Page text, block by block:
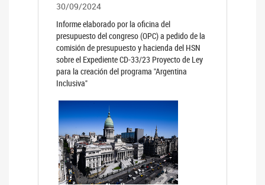
30/09/2024
Informe elaborado por la oficina del
presupuesto del congreso (OPC) a pedido de la
comisión de presupuesto y hacienda del HSN
sobre el Expediente CD-33/23 Proyecto de Ley
para la creación del programa "Argentina
Inclusiva"